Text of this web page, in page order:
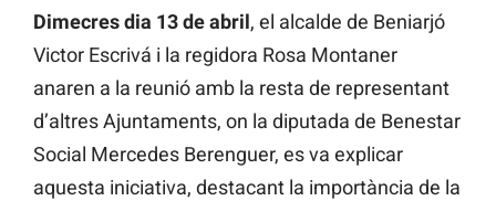
Dimecres dia 13 de abril, el alcalde de Beniarjó
Victor Escrivá i la regidora Rosa Montaner
anaren a la reunió amb la resta de representant
d’altres Ajuntaments, on la diputada de Benestar
Social Mercedes Berenguer, es va explicar
aquesta iniciativa, destacant la importància de la